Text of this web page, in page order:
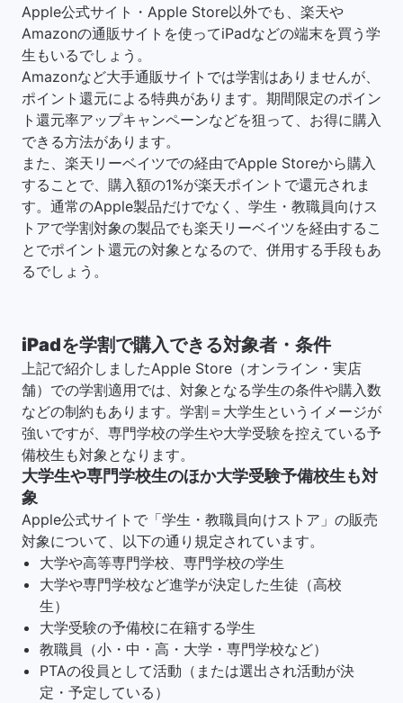
Apple公式サイト・Apple Store以外でも、楽天や
Amazonの通販サイトを使ってiPadなどの端末を買う学
生もいるでしょう。
Amazonなど大手通販サイトでは学割はありませんが、
ポイント還元による特典があります。期間限定のポイン
ト還元率アップキャンペーンなどを狙って、お得に購入
できる方法があります。
また、楽天リーベイツでの経由でApple Storeから購入
することで、購入額の1%が楽天ポイントで還元されま
す。通常のApple製品だけでなく、学生・教職員向けス
トアで学割対象の製品でも楽天リーベイツを経由するこ
とでポイント還元の対象となるので、併用する手段もあ
るでしょう。
iPadを学割で購入できる対象者・条件
上記で紹介しましたApple Store（オンライン・実店
舗）での学割適用では、対象となる学生の条件や購入数
などの制約もあります。学割＝大学生というイメージが
強いですが、専門学校の学生や大学受験を控えている予
備校生も対象となります。
大学生や専門学校生のほか大学受験予備校生も対
象
Apple公式サイトで「学生・教職員向けストア」の販売
対象について、以下の通り規定されています。
大学や高等専門学校、専門学校の学生
大学や専門学校など進学が決定した生徒（高校
生）
大学受験の予備校に在籍する学生
教職員（小・中・高・大学・専門学校など）
PTAの役員として活動（または選出され活動が決
定・予定している）